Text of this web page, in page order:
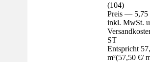
(104)
Preis — 5,75
inkl. MwSt.
ST
Entspricht
m²(57,50 €/